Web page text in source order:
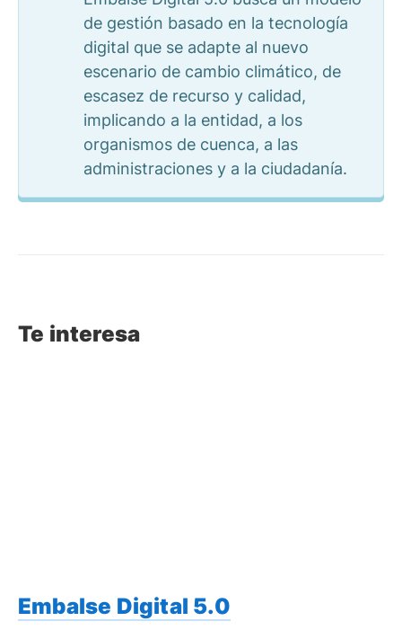
de gestión basado en la tecnología
digital que se adapte al nuevo
escenario de cambio climático, de
escasez de recurso y calidad,
implicando a la entidad, a los
organismos de cuenca, a las
administraciones y a la ciudadanía.
Te interesa
Embalse Digital 5.0